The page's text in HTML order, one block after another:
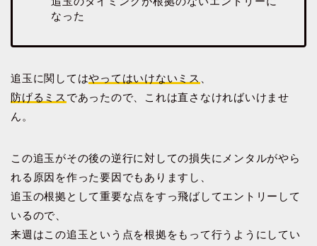
なった
追玉に関してはやってはいけないミス
防げるミス であったので、これは直さなければいけませ
ん。
この追玉がその後の逆行に対しての損失にメンタルがやら
れる原因を作った要因でもありますし、
追玉の根拠として重要な点をすっ飛ばしてエントリーして
いるので、
来週はこの追玉という点を根拠をもって行うようにしてい